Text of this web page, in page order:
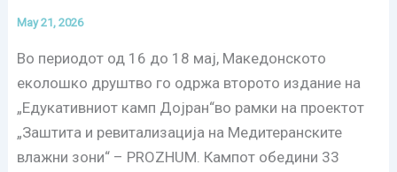
May 21, 2026
Во периодот од 16 до 18 мај, Македонското
еколошко друштво го одржа второто издание на
„Едукативниот камп Дојран“во рамки на проектот
„Заштита и ревитализација на Медитеранските
влажни зони“ – PROZHUM. Кампот обедини 33